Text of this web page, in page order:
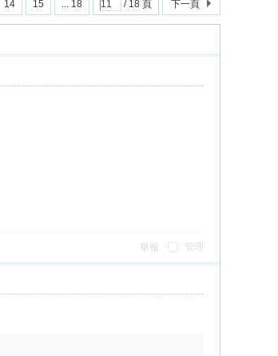
14 15 ... 18 / 18 頁 下一頁
管理
舉報